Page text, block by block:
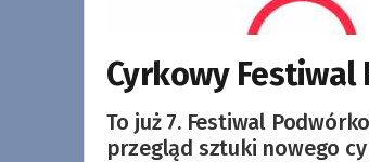
Cyrkowy Festiwal
To już 7. Festiwal
przegląd sztuki nowego